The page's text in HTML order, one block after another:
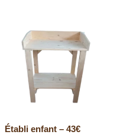
Établi enfant – 43€